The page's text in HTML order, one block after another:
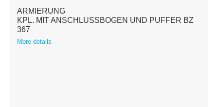
ARMIERUNG
KPL. MIT ANSCHLUSSBOGEN UND PUFFER BZ
367
More details